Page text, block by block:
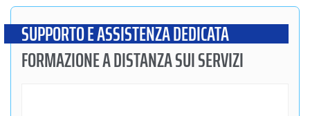
SUPPORTO E ASSISTENZA DEDICATA
FORMAZIONE A DISTANZA SUI SERVIZI